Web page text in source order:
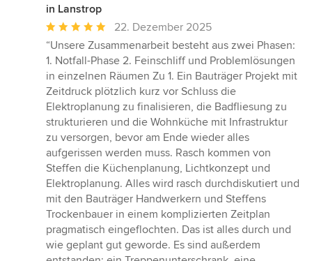
in Lanstrop
Durchschnittliche
Bewertung:
5
von
5
Sternen
22. Dezember 2025
“Unsere Zusammenarbeit besteht aus zwei Phasen:
1. Notfall-Phase 2. Feinschliff und Problemlösungen
in einzelnen Räumen Zu 1. Ein Bauträger Projekt mit
Zeitdruck plötzlich kurz vor Schluss die
Elektroplanung zu finalisieren, die Badfliesung zu
strukturieren und die Wohnküche mit Infrastruktur
zu versorgen, bevor am Ende wieder alles
aufgerissen werden muss. Rasch kommen von
Steffen die Küchenplanung, Lichtkonzept und
Elektroplanung. Alles wird rasch durchdiskutiert und
mit den Bauträger Handwerkern und Steffens
Trockenbauer in einem komplizierten Zeitplan
pragmatisch eingeflochten. Das ist alles durch und
wie geplant gut geworde. Es sind außerdem